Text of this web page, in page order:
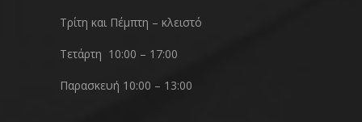
Τρίτη και Πέμπτη – κλειστό
Τετάρτη 10:00 – 17:00
Παρασκευή 10:00 – 13:00